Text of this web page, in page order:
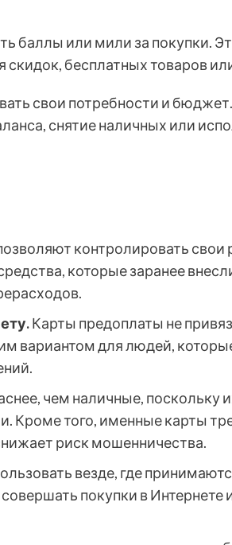
баллы или мили за покупки.
бесплатных товаров
свои потребности и
снятие наличных или
контролировать свои
которые заранее
Карты предоплаты не
вариантом для людей,
чем наличные, поскольку
Кроме того, именные карты
риск мошенничества.
везде, где
покупки в Интернете